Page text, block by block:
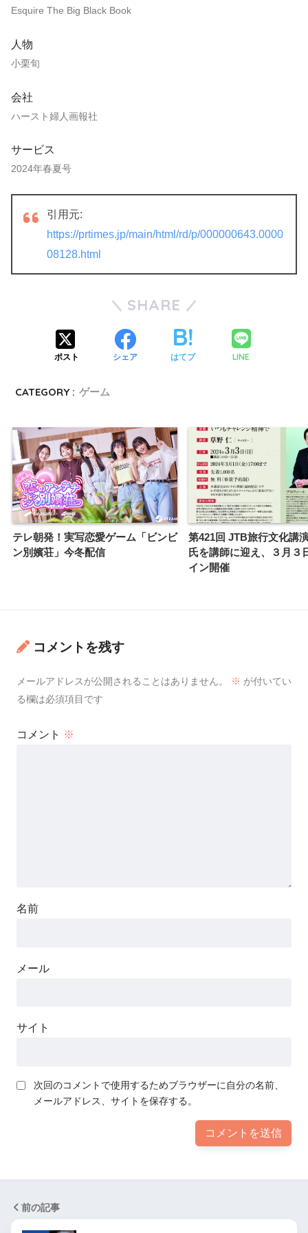
Esquire The Big Black Book
人物
小栗旬
会社
ハースト婦人画報社
サービス
2024年春夏号
引用元:
https://prtimes.jp/main/html/rd/p/000000643.0000
08128.html
SHARE
ポスト シェア はてブ LINE
CATEGORY : ゲーム
テレ朝発！実写恋愛ゲーム「ビンビ
ン別嬪荘」今冬配信
第421回 JTB旅行文化講
氏を講師に迎え、３月３
イン開催
コメントを残す
メールアドレスが公開されることはありません。 ※ が付いてい
る欄は必須項目です
コメント ※
名前
メール
サイト
次回のコメントで使用するためブラウザーに自分の名前、
メールアドレス、サイトを保存する。
前の記事